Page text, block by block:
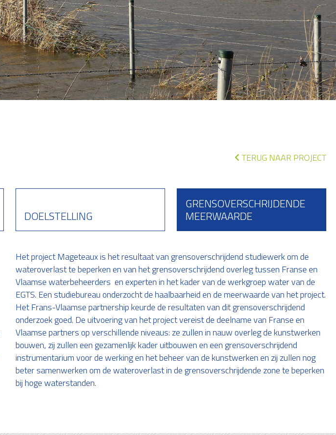
TERUG NAAR PROJECT
DOELSTELLING
GRENSOVERSCHRIJDENDE
MEERWAARDE
Het project Mageteaux is het resultaat van grensoverschrijdend studiewerk om de
wateroverlast te beperken en van het grensoverschrijdend overleg tussen Franse en
Vlaamse waterbeheerders en experten in het kader van de werkgroep water van de
EGTS. Een studiebureau onderzocht de haalbaarheid en de meerwaarde van het project.
Het Frans-Vlaamse partnership keurde de resultaten van dit grensoverschrijdend
onderzoek goed. De uitvoering van het project vereist de deelname van Franse en
Vlaamse partners op verschillende niveaus: ze zullen in nauw overleg de kunstwerken
bouwen, zij zullen een gezamenlijk kader uitbouwen en een grensoverschrijdend
instrumentarium voor de werking en het beheer van de kunstwerken en zij zullen nog
beter samenwerken om de wateroverlast in de grensoverschrijdende zone te beperken
bij hoge waterstanden.